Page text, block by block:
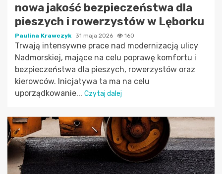
nowa jakość bezpieczeństwa dla
pieszych i rowerzystów w Lęborku
Paulina Krawczyk 31 maja 2026 160
Trwają intensywne prace nad modernizacją ulicy
Nadmorskiej, mające na celu poprawę komfortu i
bezpieczeństwa dla pieszych, rowerzystów oraz
kierowców. Inicjatywa ta ma na celu
uporządkowanie... Czytaj dalej